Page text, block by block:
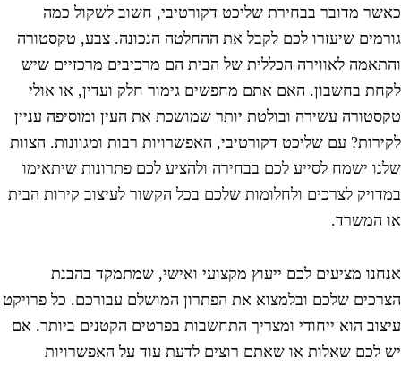
מדובר בבחירת שליכט דקורטיבי, חשוב לשקול כמה
שיעזרו לכם לקבל את ההחלטה הנכונה. צבע, טקסטורה
לאווירה הכללית של הבית הם מרכיבים מרכזיים שיש
בחשבון. האם אתם מחפשים גימור חלק ועדין, או אולי
עשירה ובולטת יותר שמושכת את העין ומוסיפה עניין
עם שליכט דקורטיבי, האפשרויות רבות ומגוונות. הצוות
ישמח לסייע לכם בבחירה ולהציע לכם פתרונות שיתאימו
לצרכים ולחלומות שלכם בכל הקשור לעיצוב קירות הבית
המשרד.
מציעים לכם ייעוץ מקצועי ואישי, שמתמקד בהבנת
שלכם ובלמצוא את הפתרון המושלם עבורכם. כל פרויקט
הוא ייחודי ומצריך התחשבות בפרטים הקטנים ביותר. אם
לכם שאלות או שאתם רוצים לדעת עוד על האפשרויות